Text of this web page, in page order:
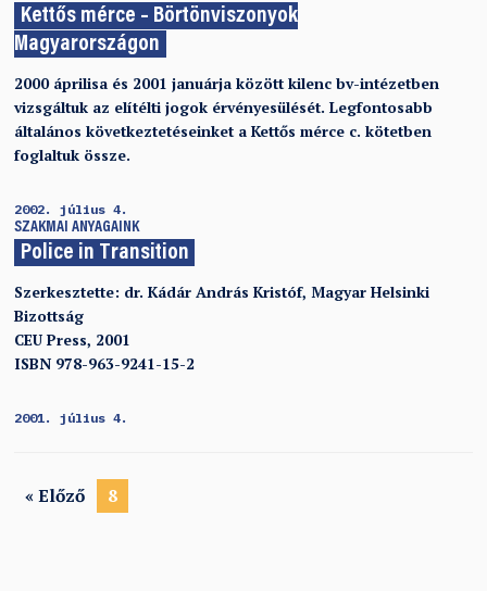
Kettős mérce – Börtönviszonyok
Magyarországon
2000 áprilisa és 2001 januárja között kilenc bv-intézetben
vizsgáltuk az elítélti jogok érvényesülését. Legfontosabb
általános következtetéseinket a Kettős mérce c. kötetben
foglaltuk össze.
2002. július 4.
SZAKMAI ANYAGAINK
Police in Transition
Szerkesztette: dr. Kádár András Kristóf, Magyar Helsinki
Bizottság
CEU Press, 2001
ISBN 978-963-9241-15-2
2001. július 4.
« Előző 8